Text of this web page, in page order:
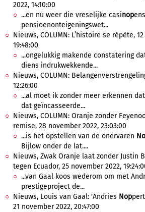
2022, 14:10:00
...en nu weer die vreselijke casinop
pensioenonteigeningswet...
Nieuws, COLUMN: L’histoire se répète,
19:48:00
...ongelukkig makende constatering
diens indrukwekkende...
Nieuws, COLUMN:
12:26:00
...al moet ik zonder meer erkennen dat
dat geïncasseerde...
Nieuws, COLUMN: Oranje zonder
remise, 28 november 2022, 23:03:00
...is het opstellen van de onervaren
Bijlow onder de lat....
Nieuws, Zwak Oranje laat zonder Justin
tegen Ecuador, 25 november 2022,
...van Gaal koos wederom om met
prestigeproject de...
Nieuws, Louis van Gaal: 'Andries Nop
21 november 2022, 20:47:00